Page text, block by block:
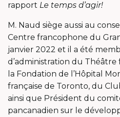
rapport Le temps d’agir!
M. Naud siège aussi au
Centre francophone du
janvier 2022 et il a été
d’administration du Théâtre
la Fondation de l’Hôpital
française de Toronto, du
ainsi que Président du
pancanadien sur le